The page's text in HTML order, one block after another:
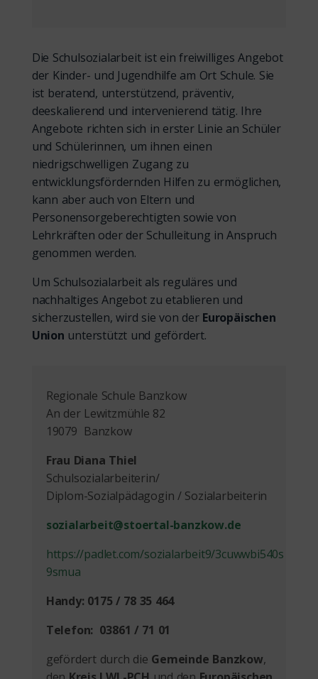
Die Schulsozialarbeit ist ein freiwilliges Angebot
der Kinder- und Jugendhilfe am Ort Schule. Sie
ist beratend, unterstützend, präventiv,
deeskalierend und intervenierend tätig. Ihre
Angebote richten sich in erster Linie an Schüler
und Schülerinnen, um ihnen einen
niedrigschwelligen Zugang zu
entwicklungsfördernden Hilfen zu ermöglichen,
kann aber auch von Eltern und
Personensorgeberechtigten sowie von
Lehrkräften oder der Schulleitung in Anspruch
genommen werden.
Um Schulsozialarbeit als reguläres und
nachhaltiges Angebot zu etablieren und
sicherzustellen, wird sie von der Europäischen
Union unterstützt und gefördert.
Regionale Schule Banzkow
An der Lewitzmühle 82
19079 Banzkow
Frau Diana Thiel
Schulsozialarbeiterin/
Diplom-Sozialpädagogin / Sozialarbeiterin
sozialarbeit@stoertal-banzkow.de
https://padlet.com/sozialarbeit9/3cuwwbi540s
9smua
Handy: 0175 / 78 35 464
Telefon: 03861 / 71 01
gefördert durch die Gemeinde Banzkow,